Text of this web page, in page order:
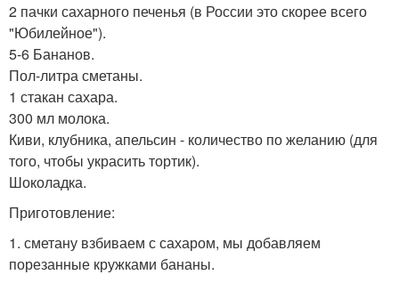
2 пачки сахарного печенья (в России это скорее всего
"Юбилейное").
5-6 Бананов.
Пол-литра сметаны.
1 стакан сахара.
300 мл молока.
Киви, клубника, апельсин - количество по желанию (для
того, чтобы украсить тортик).
Шоколадка.
Приготовление:
1. сметану взбиваем с сахаром, мы добавляем
порезанные кружками бананы.